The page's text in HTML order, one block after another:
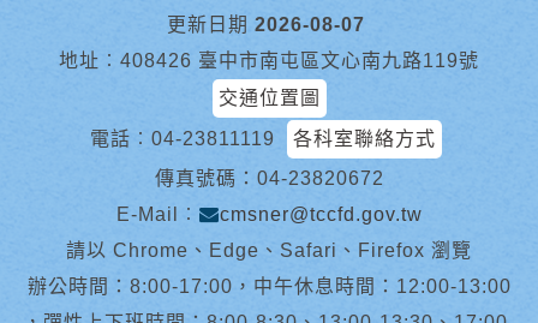
更新日期 2026-08-07
地址︰408426 臺中市南屯區文心南九路119號
交通位置圖
電話︰ 04-23811119
各科室聯絡方式
傳真號碼：04-23820672
E-Mail︰
cmsner@tccfd.gov.tw
請以 Chrome、Edge、Safari、Firefox 瀏覽
辦公時間：8:00-17:00，中午休息時間：12:00-13:00